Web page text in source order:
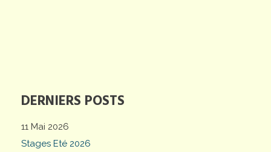
DERNIERS POSTS
11 Mai 2026
Stages Eté 2026